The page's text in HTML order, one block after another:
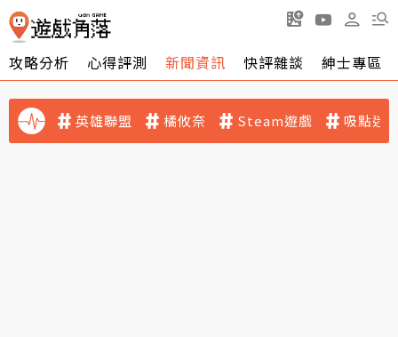
攻略分析 心得評測 新聞資訊 快評雜談 紳士專區
英雄聯盟 橘攸奈 Steam遊戲 吸點迷